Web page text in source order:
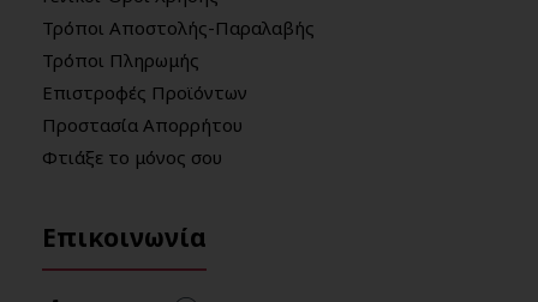
Τρόποι Αποστολής-Παραλαβής
Τρόποι Πληρωμής
Επιστροφές Προϊόντων
Προστασία Απορρήτου
Φτιάξε το μόνος σου
Επικοινωνία